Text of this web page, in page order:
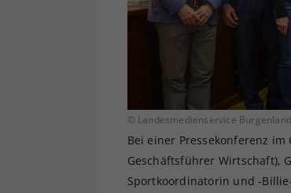
© Landesmedienservice
Bei einer Pressekonferenz im
Geschäftsführer Wirtschaft),
Sportkoordinatorin und -